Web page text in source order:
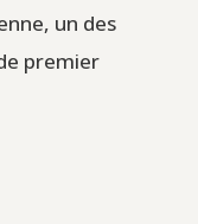
un des
premier